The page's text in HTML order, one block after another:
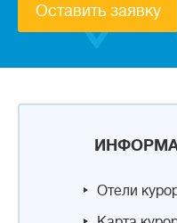
Отели
Оставить заявку